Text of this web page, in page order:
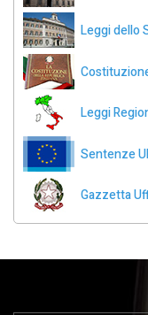
Leggi dello
Leggi
Sentenze
Gazzetta